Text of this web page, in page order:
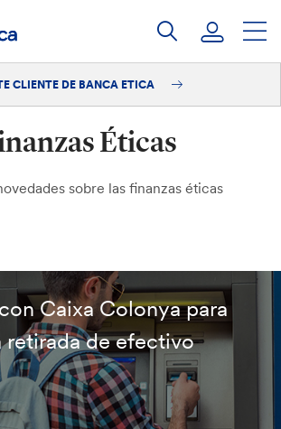
CLIENTE DE BANCA ETICA
Éticas
sobre las finanzas éticas
Caixa Colonya para
retirada de efectivo